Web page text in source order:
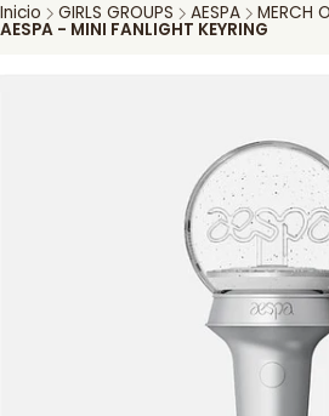
Inicio GIRLS GROUPS AESPA MERCH
AESPA - MINI FANLIGHT KEYRING